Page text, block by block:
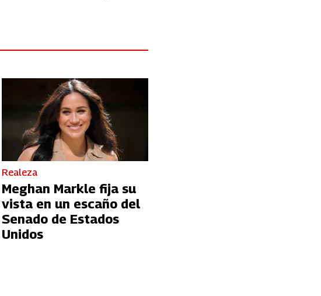
Realeza
Meghan Markle fija su
vista en un escaño del
Senado de Estados
Unidos